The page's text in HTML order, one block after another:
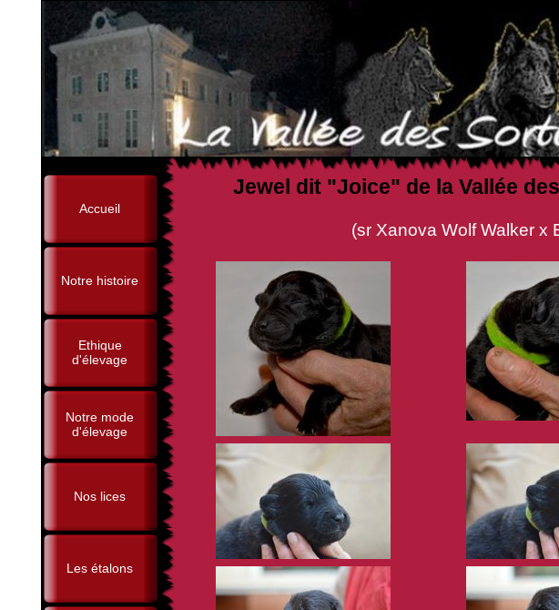
Accueil
Notre histoire
Ethique
d'élevage
Notre mode
d'élevage
Nos lices
Les étalons
Jewel dit "Joice" de la Vallée
(sr Xanova Wolf Walker x Eye-Loo